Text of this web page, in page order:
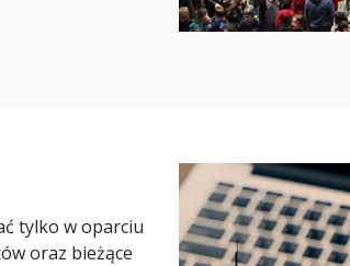
tylko w oparciu
oraz bieżące